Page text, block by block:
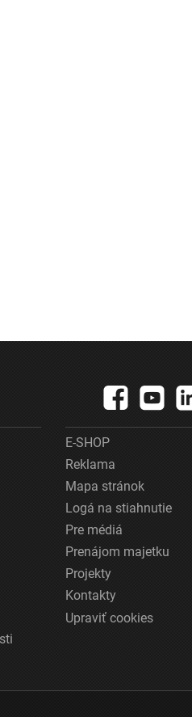
E-SHOP
Reklama
Mapa stránok
Logá na stiahnutie
Pre médiá
Prenájom majetku
Projekty
Kontakty
Upraviť cookies